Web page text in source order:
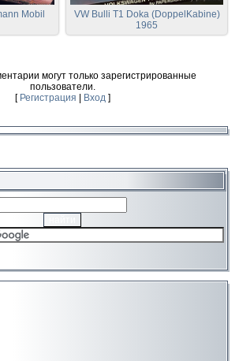
Mobil
VW Bulli T1 Doka (DoppelKabine)
1965
могут только зарегистрированные
пользователи.
[ Регистрация | Вход ]